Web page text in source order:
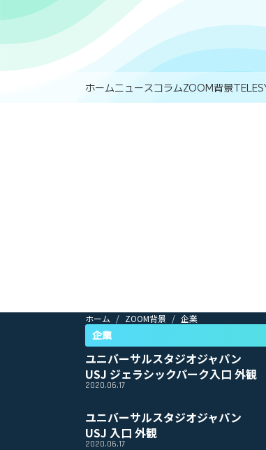
ホームニュースコラムZOOM背景
ホーム ZOOM背景 企業
企業
ユニバーサルスタジオジャパン
USJ ジェラシックパーク入口 外観
2020.06.17
ユニバーサルスタジオジャパン
USJ 入口 外観
2020.06.17